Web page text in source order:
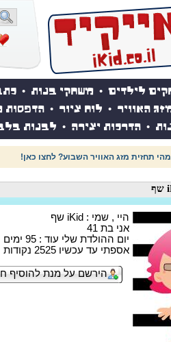
לילדים • משחקי בנות •
האוויר • לוח ציור • הדפסות
• הדרכות יצירה • לבנות
תחזית מזג האוויר השבוע? לחצו כאן!
היי , שמי : iKid שף
אני בת 41
יום ההולדת שלי עוד : 95 ימים
אספתי עד עכשיו 2525 נקודות
הירשם על מנת להוסיף